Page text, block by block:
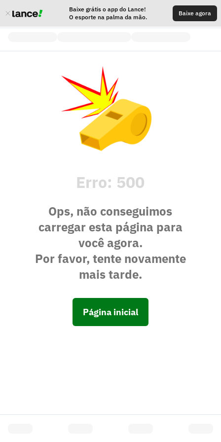
Baixe grátis o app do Lance!
O esporte na palma da mão.
Baixe agora
Erro: 500
Ops, não conseguimos
carregar esta página para
você agora.
Por favor, tente novamente
mais tarde.
Página inicial